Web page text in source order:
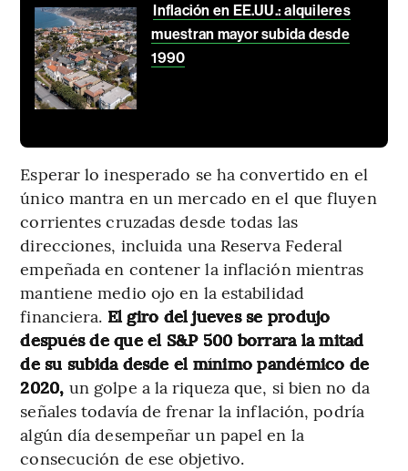
Inflación en EE.UU.: alquileres
muestran mayor subida desde
1990
Esperar lo inesperado se ha convertido en el
único mantra en un mercado en el que fluyen
corrientes cruzadas desde todas las
direcciones, incluida una Reserva Federal
empeñada en contener la inflación mientras
mantiene medio ojo en la estabilidad
financiera. El giro del jueves se produjo
después de que el S&P 500 borrara la mitad
de su subida desde el mínimo pandémico de
2020, un golpe a la riqueza que, si bien no da
señales todavía de frenar la inflación, podría
algún día desempeñar un papel en la
consecución de ese objetivo.